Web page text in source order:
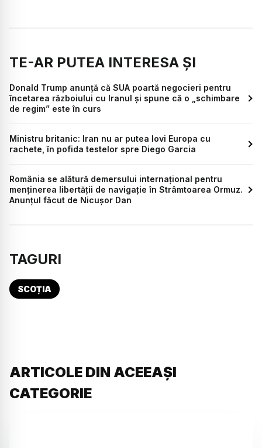
TE-AR PUTEA INTERESA ȘI
Donald Trump anunță că SUA poartă negocieri pentru
încetarea războiului cu Iranul și spune că o „schimbare
de regim” este în curs
Ministru britanic: Iran nu ar putea lovi Europa cu
rachete, în pofida testelor spre Diego Garcia
România se alătură demersului internațional pentru
menținerea libertății de navigație în Strâmtoarea Ormuz.
Anunțul făcut de Nicușor Dan
TAGURI
SCOȚIA
ARTICOLE DIN ACEEAȘI
CATEGORIE